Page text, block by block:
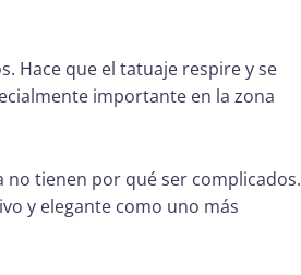
Hace que el tatuaje respire y se
importante en la zona
no tienen por qué ser complicados.
y elegante como uno más